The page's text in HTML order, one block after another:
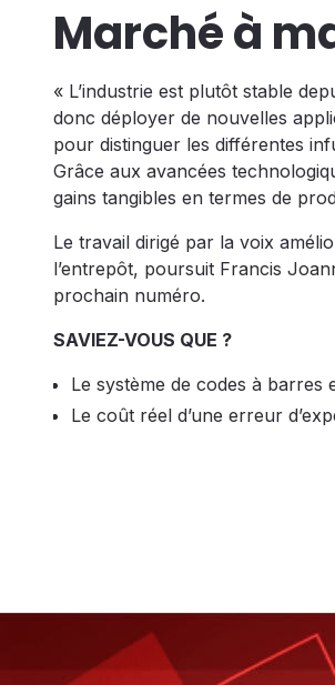
Marché à
« L’industrie est plutôt stable
donc déployer de nouvelles
pour distinguer les différentes
Grâce aux avancées
gains tangibles en termes de
Le travail dirigé par la voix
l’entrepôt, poursuit Francis
prochain numéro.
SAVIEZ-VOUS QUE ?
Le système de codes à barres
Le coût réel d’une erreur